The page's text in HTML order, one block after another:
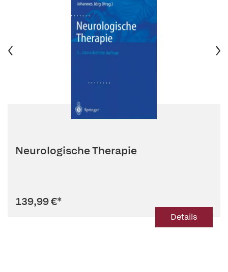
Neurologische Therapie
139,99 €*
Details